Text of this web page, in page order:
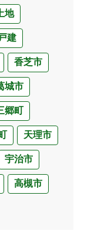
地
建
香芝市
城市
郷町
天理市
宇治市
高槻市